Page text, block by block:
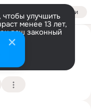
Войти
улучшить
менее 13 лет,
ваш законный
Подробнее